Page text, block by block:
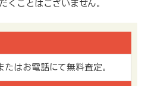
くことはございません。
はお電話にて無料査定。